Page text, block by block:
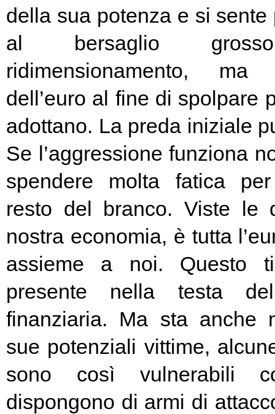
della sua potenza e si sente
al bersaglio
ridimensionamento,
dell’euro al fine di spolpare
adottano. La preda iniziale
Se l’aggressione funziona
spendere molta fatica
resto del branco. Viste le
nostra economia, è tutta
assieme a noi. Questo
presente nella testa
finanziaria. Ma sta anche
sue potenziali vittime,
sono così vulnerabili
dispongono di armi di